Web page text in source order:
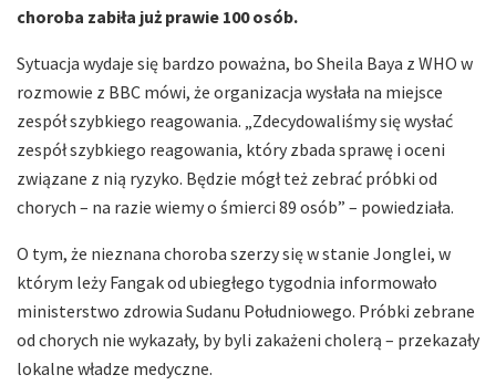
choroba zabiła już prawie 100 osób.
Sytuacja wydaje się bardzo poważna, bo Sheila Baya z WHO w
rozmowie z BBC mówi, że organizacja wysłała na miejsce
zespół szybkiego reagowania. „Zdecydowaliśmy się wysłać
zespół szybkiego reagowania, który zbada sprawę i oceni
związane z nią ryzyko. Będzie mógł też zebrać próbki od
chorych – na razie wiemy o śmierci 89 osób” – powiedziała.
O tym, że nieznana choroba szerzy się w stanie Jonglei, w
którym leży Fangak od ubiegłego tygodnia informowało
ministerstwo zdrowia Sudanu Południowego. Próbki zebrane
od chorych nie wykazały, by byli zakażeni cholerą – przekazały
lokalne władze medyczne.